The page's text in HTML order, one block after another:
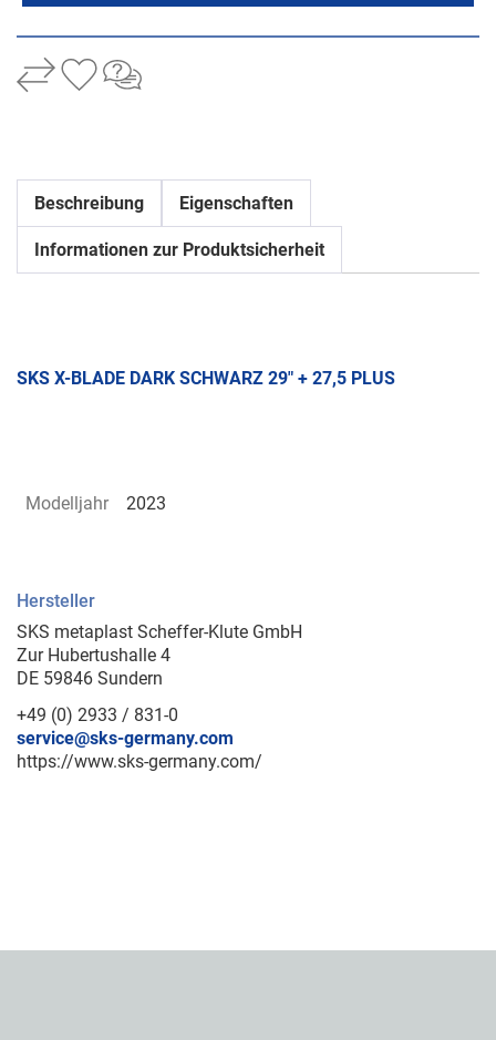
Beschreibung Eigenschaften
Informationen zur Produktsicherheit
SKS X-BLADE DARK SCHWARZ 29" + 27,5 PLUS
Modelljahr 2023
Hersteller
SKS metaplast Scheffer-Klute GmbH
Zur Hubertushalle 4
DE 59846 Sundern
+49 (0) 2933 / 831-0
service@sks-germany.com
https://www.sks-germany.com/